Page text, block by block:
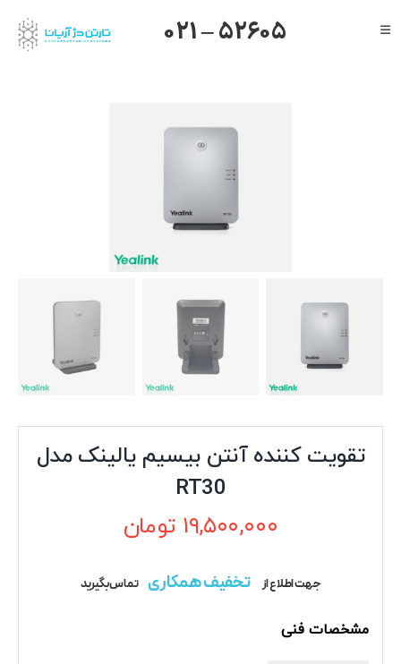
to
Toggle
021 – 52605
تقویت کننده آنتن بیسیم یالینک مدل
RT30
۱۹,۵۰۰,۰۰۰ تومان
جهت اطلاع از تخفیف همکاری تماس بگیرید
مشخصات فنی